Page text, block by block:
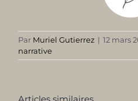
Par Muriel Gutierrez | 12 mars
narrative